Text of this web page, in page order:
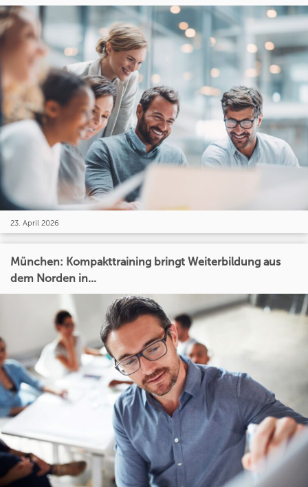
23. April 2026
München: Kompakttraining bringt Weiterbildung aus
dem Norden in...